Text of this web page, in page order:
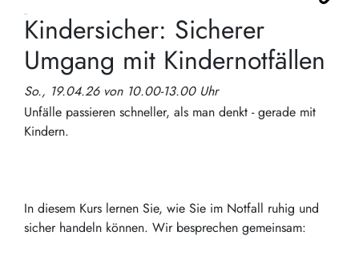
Kindersicher: Sicherer
Umgang mit Kindernotfällen
So., 19.04.26 von 10.00-13.00 Uhr
Unfälle passieren schneller, als man denkt - gerade mit
Kindern.
In diesem Kurs lernen Sie, wie Sie im Notfall ruhig und
sicher handeln können. Wir besprechen gemeinsam: